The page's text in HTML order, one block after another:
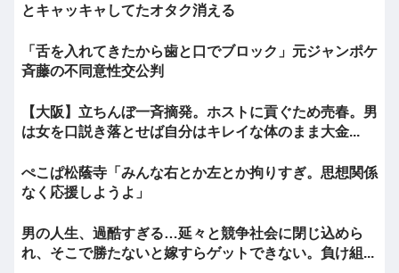
とキャッキャしてたオタク消える
「舌を入れてきたから歯と口でブロック」元ジャンポケ
斉藤の不同意性交公判
【大阪】立ちんぼ一斉摘発。ホストに貢ぐため売春。男
は女を口説き落とせば自分はキレイな体のまま大金...
ぺこぱ松蔭寺「みんな右とか左とか拘りすぎ。思想関係
なく応援しようよ」
男の人生、過酷すぎる…延々と競争社会に閉じ込めら
れ、そこで勝たないと嫁すらゲットできない。負け組...